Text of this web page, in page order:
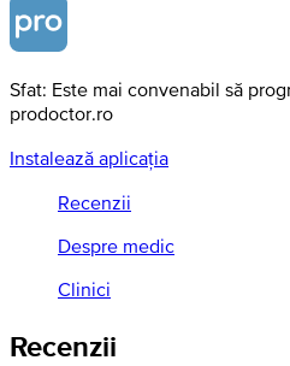
Sfat: Este mai convenabil să
prodoctor.ro
Instalează aplicația
Recenzii
Despre medic
Clinici
Recenzii